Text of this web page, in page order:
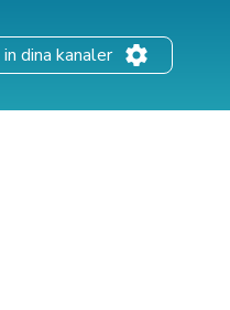
dina kanaler